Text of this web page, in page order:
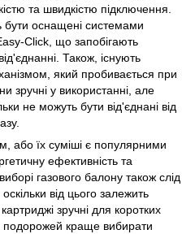
та швидкістю підключення.
бути оснащені системами
Click, що запобігають
Також, існують
який пробивається при
зручні у використанні, але
не можуть бути від'єднані від
або їх суміші є популярними
ефективність та
газового балону також слід
від цього залежить
зручні для коротких
подорожей краще вибирати